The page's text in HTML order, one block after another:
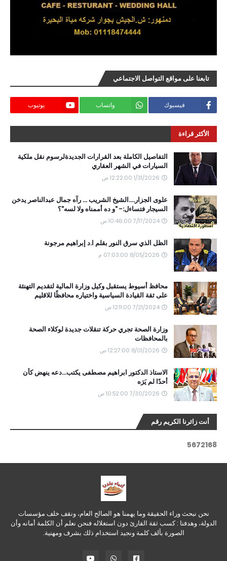
تابعنا على مواقع التواصل الاجتماعي
فيسبوك واتساب يوتيوب
الأكثر قراءة
التفاصيل الكاملة بعد القرارات الجديدةلرسوم نقل ملكية
السيارات في الشهر العقاري
1/31/2026 12:22:00 ص
علوى الجزار....الشيخ الشريب ... رآه جمال عبدالناصر يدخن
السيجار فتساءل:- "و ده أممناه ولا لسه"؟
7/17/2024 10:46:00 ص
الظل الذي سرق النور بقلم ا.د إبراهيم مرجونة
8/05/2026 07:03:00 م
محافظ أسيوط يستقبل وكيل وزارة المالية لتقديم التهنئة
على ثقة القيادة السياسية واختياره محافظًا للاقليم
7/21/2024 12:11:00 ص
وزارة الصحة تجري حركة تنقلات جديدة لوكلاء الصحة
بالمحافظات
8/01/2026 12:27:00 ص
الاستاذ الدكتور ابراهيم مصطفى يكتب...دعه ينهض كأن
أحدًا لم يَرَه
7/30/2026 10:52:00 ص
أنت زائرنا الكريم رقم
5672168
نحن نبحث وراء الحقيقة وما يهمنا هو الصالح العام، ونقف خلف مؤسسات
الدولة، وهدفنا : كسب ثقة القارئ دون استغلاله فنحن نعلم أن الكلمة أمانه وأن
الصورة بألف كلمة ونجيد استخدام ذلك بشرف ومهنية.